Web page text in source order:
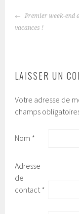
NAVIGATION
Premier week-end
vacances !
LAISSER UN
Votre adresse de
champs
Nom *
Adresse
de
contact *